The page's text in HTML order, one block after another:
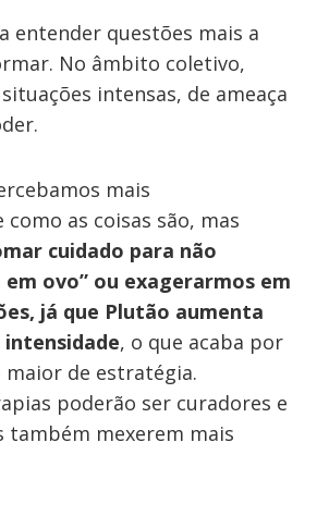
entender questões mais a
No âmbito coletivo,
intensas, de ameaça
mais
as coisas são, mas
cuidado para não
ovo” ou exagerarmos em
já que Plutão aumenta
intensidade, o que acaba por
maior de estratégia.
poderão ser curadores e
também mexerem mais